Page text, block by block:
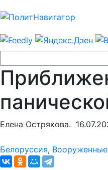
Елена Острякова.
Белоруссия,